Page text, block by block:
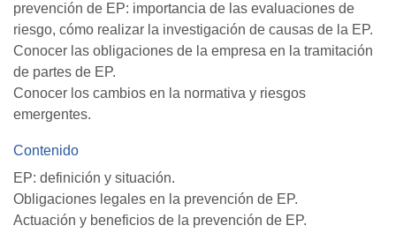
prevención de EP: importancia de las evaluaciones de
riesgo, cómo realizar la investigación de causas de la EP.
Conocer las obligaciones de la empresa en la tramitación
de partes de EP.
Conocer los cambios en la normativa y riesgos
emergentes.
Contenido
EP: definición y situación.
Obligaciones legales en la prevención de EP.
Actuación y beneficios de la prevención de EP.